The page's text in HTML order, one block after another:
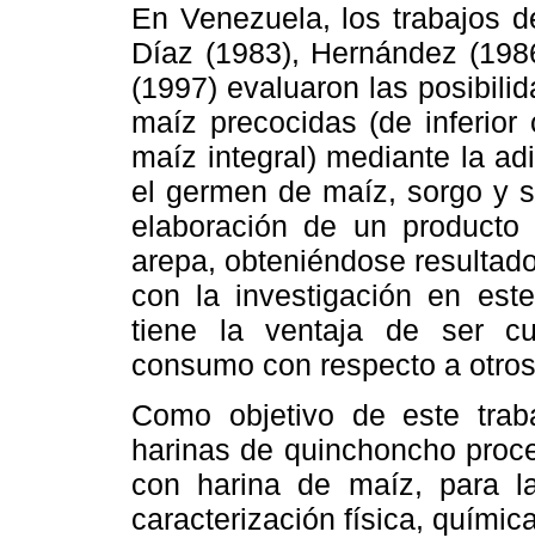
En Venezuela, los trabajos
Díaz (1983), Hernández
(1997) evaluaron las
maíz precocidas (de inferior
maíz integral) mediante la
el germen de maíz, sorgo y
elaboración de un
arepa, obteniéndose
con la investigación en
tiene la ventaja de ser
consumo con respecto a
Como objetivo de este
harinas de quinchoncho
con harina de maíz, para
caracterización física,